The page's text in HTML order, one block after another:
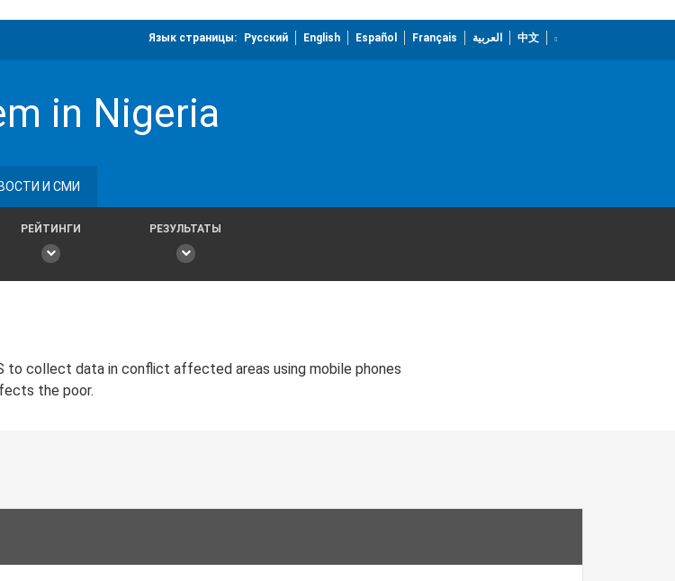
Язык страницы: Русский English Español Français العربية 中文
in Nigeria
И СМИ
РЕЙТИНГИ РЕЗУЛЬТАТЫ
collect data in conflict affected areas using mobile phones
the poor.